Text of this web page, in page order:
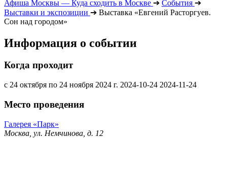
Афиша Москвы — Куда сходить в Москве ➔ События ➔
Выставки и экспозиции ➔ Выставка «Евгений Расторгуев.
Сон над городом»
Информация о событии
Когда проходит
с 24 октября по 24 ноября 2024 г. 2024-10-24 2024-11-24
Место проведения
Галерея «Парк»
Москва, ул. Немчинова, д. 12